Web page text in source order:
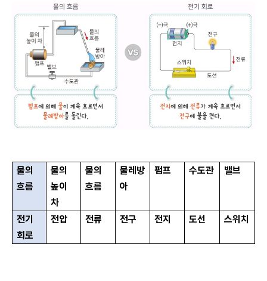
물의
흐름
물의
높이
차
물의
흐름
물레방
아
펌프 수도관 밸브
전기
회로
전압 전류 전구 전지 도선 스위치